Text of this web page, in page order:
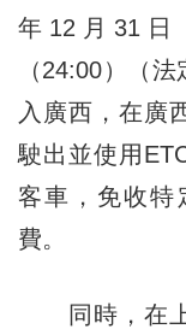
年12月31日
（24:00）（
入廣西，在廣
駛出並使用
客車，免收特
費。
同時，在上